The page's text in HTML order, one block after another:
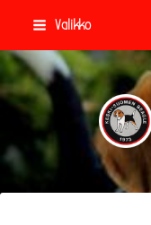
Siirry
sisältöön
Valikko